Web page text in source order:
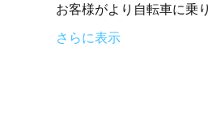
お客様がより自転車に乗
さらに表示